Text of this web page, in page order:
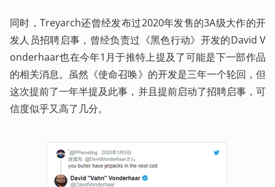
同时，Treyarch还曾经发布过2020年发售的3A级大作的开
发人员招聘启事，曾经负责过《黑色行动》开发的David V
onderhaar也在今年1月于推特上提及了可能是下一部作品
的相关消息。虽然《使命召唤》的开发是三年一个轮回，但
这次提前了一年半提及此事，并且提前启动了招聘启事，可
信度似乎又高了几分。